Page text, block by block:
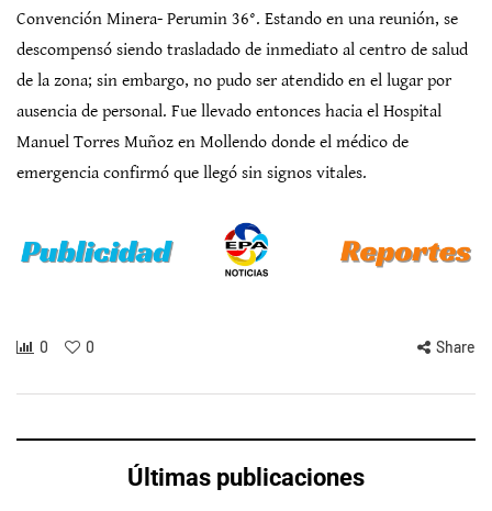
Convención Minera- Perumin 36°. Estando en una reunión, se
descompensó siendo trasladado de inmediato al centro de salud
de la zona; sin embargo, no pudo ser atendido en el lugar por
ausencia de personal. Fue llevado entonces hacia el Hospital
Manuel Torres Muñoz en Mollendo donde el médico de
emergencia confirmó que llegó sin signos vitales.
0 0 Share
Últimas publicaciones